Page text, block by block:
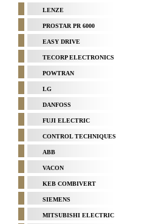
LENZE
PROSTAR PR 6000
EASY DRIVE
TECORP ELECTRONICS
POWTRAN
LG
DANFOSS
FUJI ELECTRIC
CONTROL TECHNIQUES
ABB
VACON
KEB COMBIVERT
SIEMENS
MITSUBISHI ELECTRIC